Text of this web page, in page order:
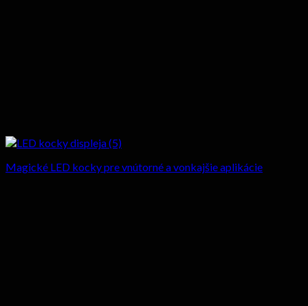
Magické LED kocky pre vnútorné a vonkajšie aplikácie